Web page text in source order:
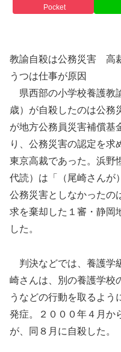
Pocket
教諭自殺は公務災害 高
うつは仕事が原因
県西部の小学校養護教
歳）が自殺したのは公務
が地方公務員災害補償基
り、公務災害の認定を求
東京高裁であった。浜野
代読）は「（尾崎さんが
公務災害としなかったの
求を棄却した１審・静岡
した。
判決などでは、養護学
崎さんは、別の養護学校
うなどの行動を取るよう
発症。２０００年４月か
が、同８月に自殺した。